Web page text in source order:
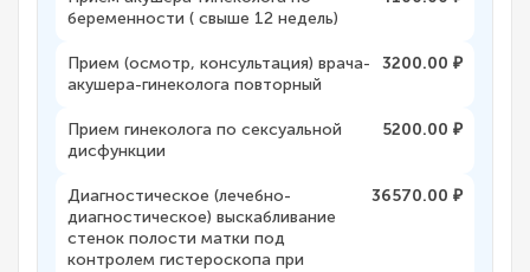
беременности ( свыше 12 недель)
Прием (осмотр, консультация) врача-
акушера-гинеколога повторный
3200.00 ₽
Прием гинеколога по сексуальной
дисфункции
5200.00 ₽
Диагностическое (лечебно-
диагностическое) выскабливание
стенок полости матки под
контролем гистероскопа при
36570.00 ₽